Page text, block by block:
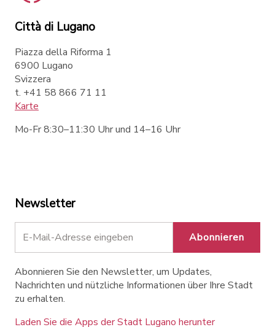
Città di Lugano
Piazza della Riforma 1
6900 Lugano
Svizzera
t. +41 58 866 71 11
Karte
Mo-Fr 8:30–11:30 Uhr und 14–16 Uhr
Newsletter
Abonnieren
Abonnieren Sie den Newsletter, um Updates,
Nachrichten und nützliche Informationen über Ihre Stadt
zu erhalten.
Laden Sie die Apps der Stadt Lugano herunter